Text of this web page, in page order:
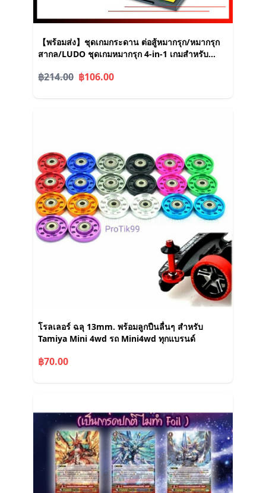
【พร้อมส่ง】ชุดเกมกระดาน ต่อสู้หมากรุก/หมากรุก
สากล/LUDO ชุดเกมหมากรุก 4-in-1 เกมสำหรับ
฿214.00 ฿106.00
โรลเลอร์ ฉลุ 13mm. พร้อมลูกปืนลื่นๆ สำหรับ
Tamiya Mini 4wd รถ Mini4wd ทุกแบรนด์
฿70.00